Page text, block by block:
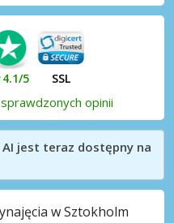
4.1/5 SSL
sprawdzonych opinii
jest teraz dostępny na
w Sztokholm